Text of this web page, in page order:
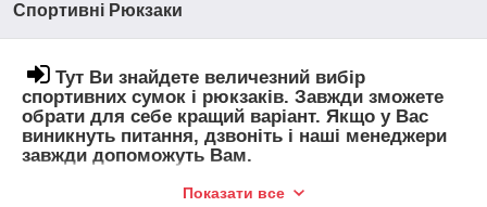
Спортивні Рюкзаки
Тут Ви знайдете величезний вибір
спортивних сумок і рюкзаків. Завжди зможете
обрати для себе кращий варіант. Якщо у Вас
виникнуть питання, дзвоніть і наші менеджери
завжди допоможуть Вам.
Додай імідж своєму образу і будь на висоті
Показати все